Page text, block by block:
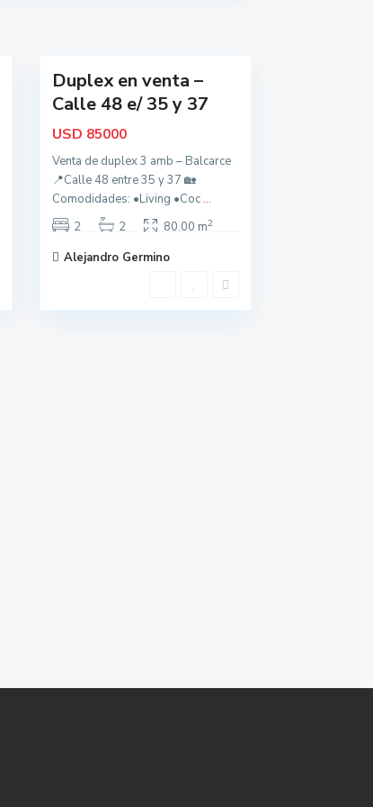
Duplex en venta –
Calle 48 e/ 35 y 37
USD 85000
Venta de duplex 3 amb – Balcarce
📍Calle 48 entre 35 y 37 🏡
Comodidades: •Living •Coc ...
2
2 80.00 m2
Alejandro Germino